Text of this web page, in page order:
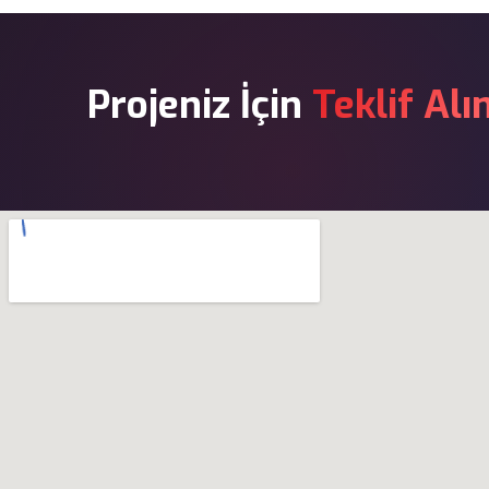
Projeniz İçin Teklif